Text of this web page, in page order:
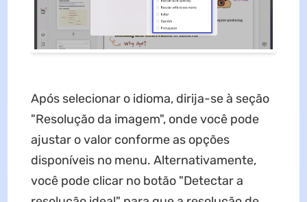
Após selecionar o idioma, dirija-se à seção
"Resolução da imagem", onde você pode
ajustar o valor conforme as opções
disponíveis no menu. Alternativamente,
você pode clicar no botão "Detectar a